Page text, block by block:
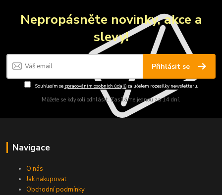
Nepropásněte novinky, akce a
slevy!
Přihlásit se
Souhlasím se zpracováním osobních údajůza účelem rozesílky newsletteru.
Můžete se kdykoli odhlásit. Zasíláme jednou za 14 dní.
Navigace
O nás
Jak nakupovat
Obchodní podmínky